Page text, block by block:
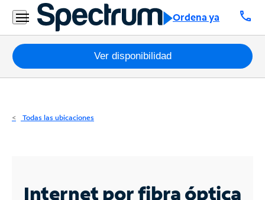
Ordena ya call
Residencial
Business
Paquetes
Internet
Ver disponibilidad
Todas las ubicaciones
Internet por fibra óptica